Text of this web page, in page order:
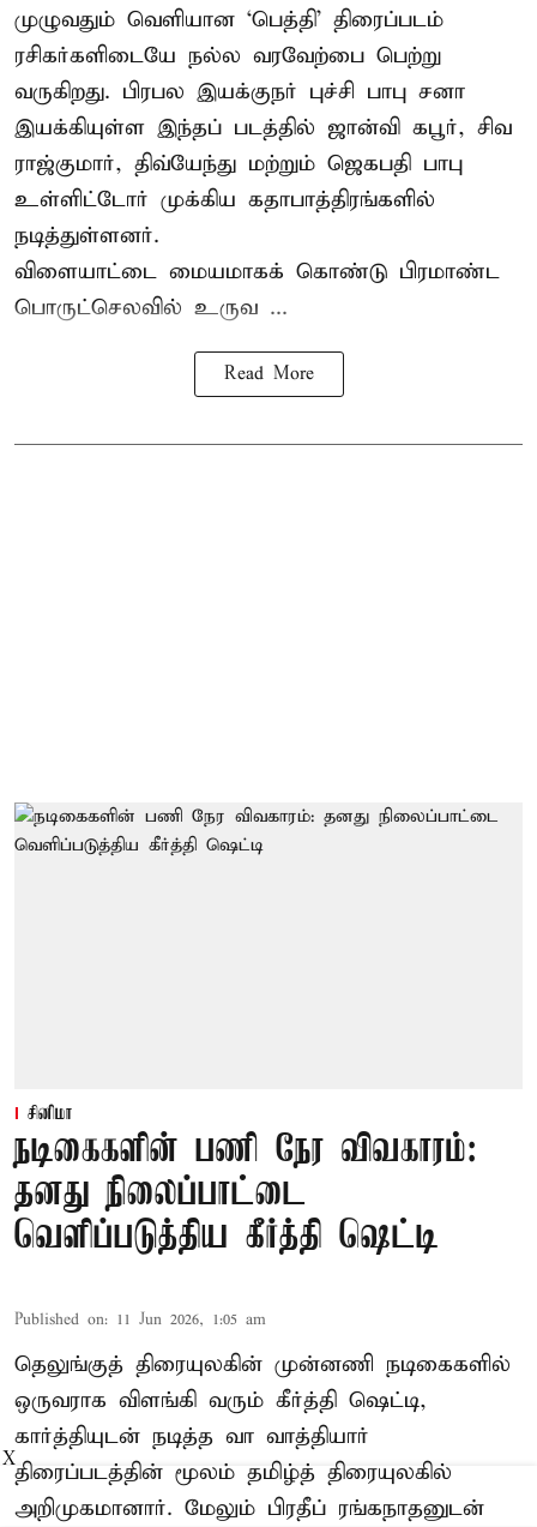
முழுவதும் வெளியான ‘பெத்தி’ திரைப்படம்
ரசிகர்களிடையே நல்ல வரவேற்பை பெற்று
வருகிறது. பிரபல இயக்குநர் புச்சி பாபு சனா
இயக்கியுள்ள இந்தப் படத்தில் ஜான்வி கபூர், சிவ
ராஜ்குமார், திவ்யேந்து மற்றும் ஜெகபதி பாபு
உள்ளிட்டோர் முக்கிய கதாபாத்திரங்களில்
நடித்துள்ளனர்.
விளையாட்டை மையமாகக் கொண்டு பிரமாண்ட
பொருட்செலவில் உருவ ...
Read More
சினிமா
நடிகைகளின் பணி நேர விவகாரம்:
தனது நிலைப்பாட்டை
வெளிப்படுத்திய கீர்த்தி ஷெட்டி
Published on: 11 Jun 2026, 1:05 am
தெலுங்குத் திரையுலகின் முன்னணி நடிகைகளில்
ஒருவராக விளங்கி வரும் கீர்த்தி ஷெட்டி,
கார்த்தியுடன் நடித்த வா வாத்தியார்
திரைப்படத்தின் மூலம் தமிழ்த் திரையுலகில்
அறிமுகமானார். மேலும் பிரதீப் ரங்கநாதனுடன்
X